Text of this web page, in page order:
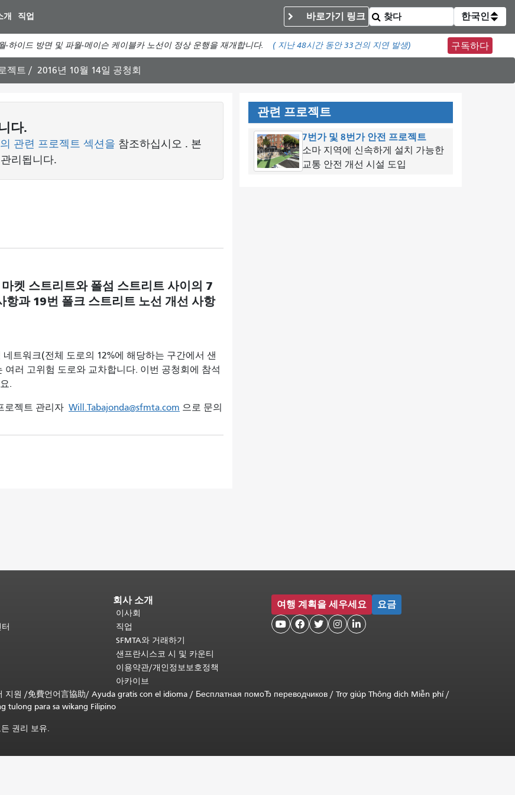
컨
텐
츠
로
개 직업 바로가기 링크 한국인
하이드 방면 및 파월-메이슨 케이블카 노선이 ​​정상 운행을 재개합니다. ( 지난 48시간 동안33건의 지연 발생) 구독하다
젝트 2016년 10월 14일 공청회
다.
관련 프로젝트 섹션을 참조하십시오 . 본
리됩니다.
마켓 스트리트와 폴섬 스트리트 사이의 7
과 19번 폴크 스트리트 노선 개선 사항
트워크(전체 도로의 12%에 해당하는 구간에서 샌
러 고위험 도로와 교차합니다. 이번 공청회에 참석
.
로젝트 관리자 Will.Tabajonda@sfmta.com 으로 문의
관련 프로젝트
7번가 및 8번가 안전 프로젝트
소마 지역에 신속하게 설치 가능한
교통 안전 개선 시설 도입
회사 소개
이사회
직업
SFMTA와 거래하기
샌프란시스코 시 및 카운티
이용약관/개인정보보호정책
아카이브
여행 계획을 세우세요 요금
    
지원 /免費언어言協助/ Ayuda gratis con el idioma / Бесплатная помоЂ переводчиков / Trợ giúp Thông dịch Miễn phí/
tulong para sa wikang Filipino
권리 보유.